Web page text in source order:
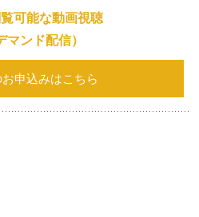
可能な動画視聴
マンド配信）
申込みはこちら